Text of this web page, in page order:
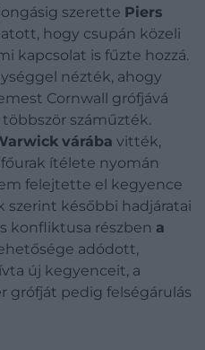
szerette Piers
hogy csupán közeli
kapcsolat is fűzte hozzá.
nézték, ahogy
Cornwall grófjává
száműzték.
várába vitték,
ítélete nyomán
felejtette el kegyence
szerint későbbi hadjáratai
konfliktusa részben a
adódott,
új kegyenceit, a
grófját pedig felségárulás